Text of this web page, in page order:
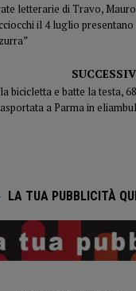
letterarie di Travo,
il 4 luglio presentano
bicicletta e batte la testa,
a Parma in
LA TUA PUBBLICITÀ QUI